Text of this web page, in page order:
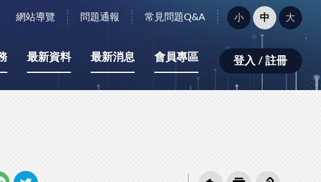
網站導覽 問題通報 常見問題Q&A
字
型
小：
小 中 大
最新資料 最新消息 會員專區 登入 / 註冊